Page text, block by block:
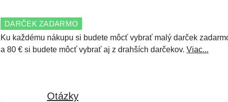
DARČEK ZADARMO
Ku každému nákupu si budete môcť vybrať malý darček
a 80 € si budete môcť vybrať aj z drahších darčekov. Viac...
Otázky